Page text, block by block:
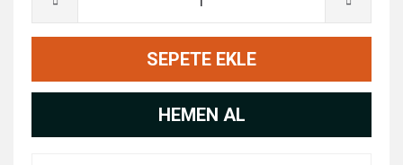
SEPETE EKLE
HEMEN AL